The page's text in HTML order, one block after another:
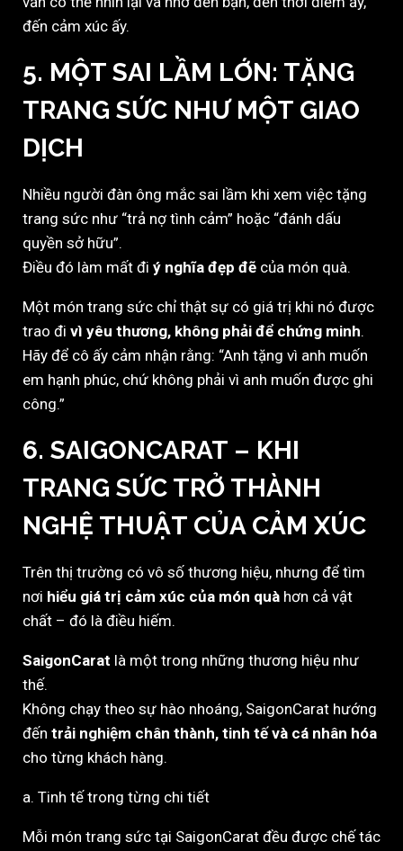
đến cảm xúc ấy.
5. MỘT SAI LẦM LỚN: TẶNG
TRANG SỨC NHƯ MỘT GIAO
DỊCH
Nhiều người đàn ông mắc sai lầm khi xem việc tặng
trang sức như “trả nợ tình cảm” hoặc “đánh dấu
quyền sở hữu”.
Điều đó làm mất đi ý nghĩa đẹp đẽ của món quà.
Một món trang sức chỉ thật sự có giá trị khi nó được
trao đi vì yêu thương, không phải để chứng minh.
Hãy để cô ấy cảm nhận rằng: “Anh tặng vì anh muốn
em hạnh phúc, chứ không phải vì anh muốn được ghi
công.”
6. SAIGONCARAT – KHI
TRANG SỨC TRỞ THÀNH
NGHỆ THUẬT CỦA CẢM XÚC
Trên thị trường có vô số thương hiệu, nhưng để tìm
nơi hiểu giá trị cảm xúc của món quà hơn cả vật
chất – đó là điều hiếm.
SaigonCarat là một trong những thương hiệu như
thế.
Không chạy theo sự hào nhoáng, SaigonCarat hướng
đến trải nghiệm chân thành, tinh tế và cá nhân hóa
cho từng khách hàng.
a. Tinh tế trong từng chi tiết
Mỗi món trang sức tại SaigonCarat đều được chế tác